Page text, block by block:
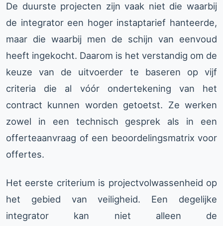
De duurste projecten zijn vaak niet die waarbij
de integrator een hoger instaptarief hanteerde,
maar die waarbij men de schijn van eenvoud
heeft ingekocht. Daarom is het verstandig om de
keuze van de uitvoerder te baseren op vijf
criteria die al vóór ondertekening van het
contract kunnen worden getoetst. Ze werken
zowel in een technisch gesprek als in een
offerteaanvraag of een beoordelingsmatrix voor
offertes.
Het eerste criterium is projectvolwassenheid op
het gebied van veiligheid. Een degelijke
integrator kan niet alleen de